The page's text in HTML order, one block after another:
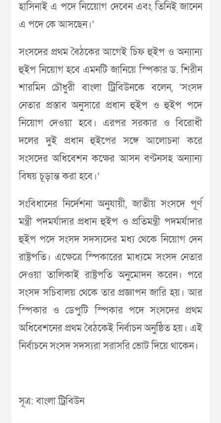
হাসিনাই এ পদে নিয়েোগ দেবেন এবং তিনিই জানেন
এ পদে কে আসছেন।’
সংসদের প্রথম বৈঠকের আগেই চিফ হুইপ ও অন্যান্য
হুইপ নিয়োগ হবে এমনটি জানিয়ে স্পিকার ড. শিরীন
শারমিন চৌধুরী বাংলা ট্রিবিউনকে বলেন, ‘সংসদ
নেতার প্রস্তাব অনুসারে প্রধান হুইপ ও হুইপ পদে
নিয়োগ দেওয়া হবে। এরপর সরকার ও বিরোধী
দলের দুই প্রধান হুইপের সঙ্গে আলোচনা করে
সংসদের অধিবেশন কক্ষের আসন বণ্টনসহ অন্যান্য
বিষয় চূড়ান্ত করা হবে।’
সংবিধানের নির্দেশনা অনুযায়ী, জাতীয় সংসদে পূর্ণ
মন্ত্রী পদমর্যাদার প্রধান হুইপ ও প্রতিমন্ত্রী পদমর্যাদার
হুইপ পদে সংসদ সদস্যদের মধ্য থেকে নিয়োগ দেন
রাষ্ট্রপতি। এক্ষেত্রে স্পিকারের মাধ্যমে সংসদ নেতার
দেওয়া তালিকাই রাষ্ট্রপতি অনুমোদন করেন। পরে
সংসদ সচিবালয় থেকে তার প্রজ্ঞাপন জারি হয়। আর
স্পিকার ও ডেপুটি স্পিকার পদে সংসদের প্রথম
অধিবেশনের প্রথম বৈঠকেই নির্বাচন অনুষ্ঠিত হয়। এই
নির্বাচনে সংসদ সদস্যরা সরাসরি ভোট দিয়ে থাকেন।
সূত্র: বাংলা ট্রিবিউন